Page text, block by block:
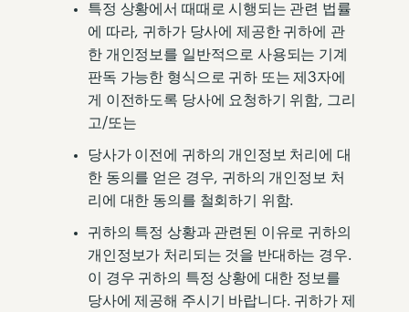
특정 상황에서 때때로 시행되는 관련 법률
에 따라, 귀하가 당사에 제공한 귀하에 관
한 개인정보를 일반적으로 사용되는 기계
판독 가능한 형식으로 귀하 또는 제3자에
게 이전하도록 당사에 요청하기 위함, 그리
고/또는
당사가 이전에 귀하의 개인정보 처리에 대
한 동의를 얻은 경우, 귀하의 개인정보 처
리에 대한 동의를 철회하기 위함.
귀하의 특정 상황과 관련된 이유로 귀하의
개인정보가 처리되는 것을 반대하는 경우.
이 경우 귀하의 특정 상황에 대한 정보를
당사에 제공해 주시기 바랍니다. 귀하가 제